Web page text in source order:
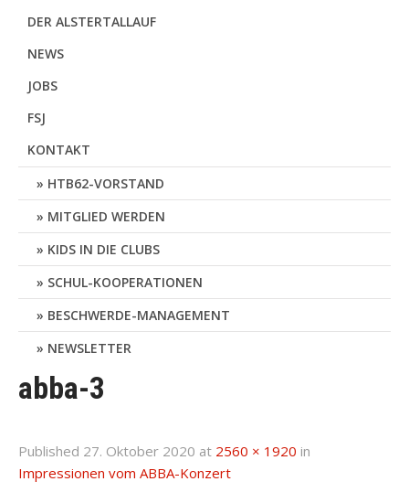
DER ALSTERTALLAUF
NEWS
JOBS
FSJ
KONTAKT
HTB62-VORSTAND
MITGLIED WERDEN
KIDS IN DIE CLUBS
SCHUL-KOOPERATIONEN
BESCHWERDE-MANAGEMENT
NEWSLETTER
abba-3
Published 27. Oktober 2020 at 2560 × 1920 in
Impressionen vom ABBA-Konzert